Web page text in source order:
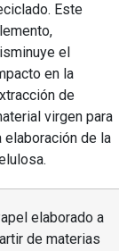
Este
el
en la
de
virgen para
elaboración de la
elaborado a
de materias